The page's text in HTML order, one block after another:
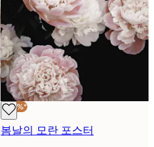
-40%*
봄날의 모란 포스터